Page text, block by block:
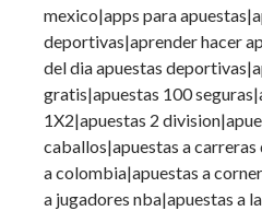
mexico|apps para
deportivas|aprender hacer
del dia apuestas
gratis|apuestas 100
1X2|apuestas 2
caballos|apuestas a
a colombia|apuestas a
a jugadores nba|apuestas a